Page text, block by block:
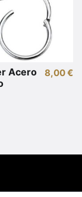
Acero
8,00€